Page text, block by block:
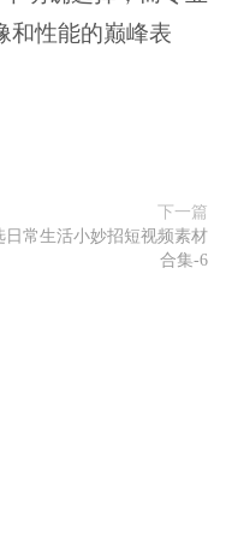
和性能的巅峰表
下一篇
日常生活小妙招短视频素材
合集-6